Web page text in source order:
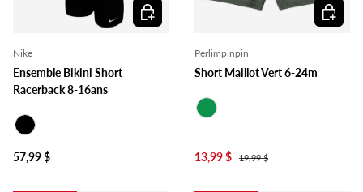
Nike
Ensemble Bikini Short
Racerback 8-16ans
57,99 $
Choisir les options
Perlimpinpin
Short Maillot Vert 6-24m
13,99 $ 19,99 $
Choisir